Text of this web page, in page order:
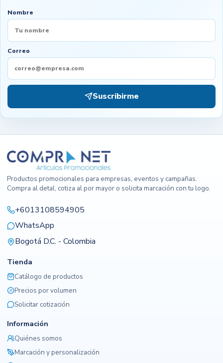
Nombre
Correo
Suscribirme
Productos promocionales para empresas, eventos y campañas.
Compra al detal, cotiza al por mayor o solicita marcación con tu logo.
+6013108594905
WhatsApp
Bogotá D.C. - Colombia
Tienda
Catálogo de productos
Precios por volumen
Solicitar cotización
Información
Quiénes somos
Marcación y personalización